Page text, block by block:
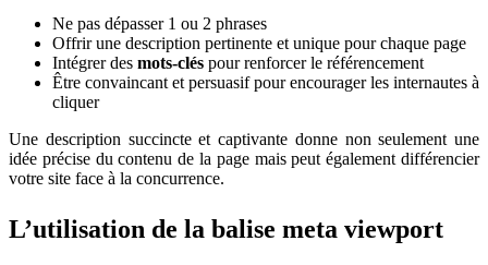
Ne pas dépasser 1 ou 2 phrases
Offrir une description pertinente et unique pour chaque page
Intégrer des mots-clés pour renforcer le référencement
Être convaincant et persuasif pour encourager les internautes à
cliquer
Une description succincte et captivante donne non seulement une
idée précise du contenu de la page mais peut également différencier
votre site face à la concurrence.
L’utilisation de la balise meta viewport